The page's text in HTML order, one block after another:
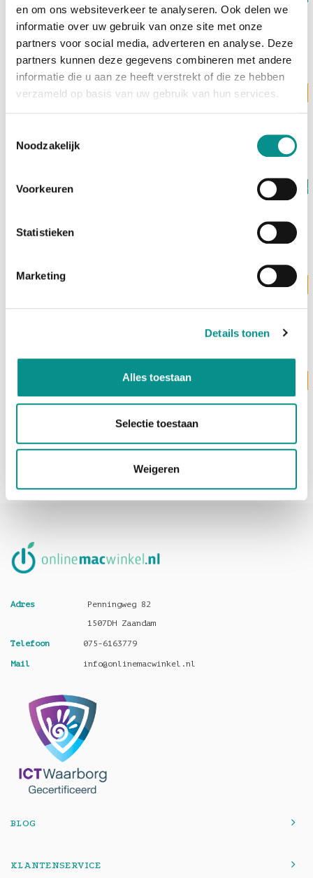
en om ons websiteverkeer te analyseren. Ook delen we
informatie over uw gebruik van onze site met onze
partners voor social media, adverteren en analyse. Deze
partners kunnen deze gegevens combineren met andere
informatie die u aan ze heeft verstrekt of die ze hebben
verzameld op basis van uw gebruik van hun services.
Noodzakelijk
Voorkeuren
Statistieken
Marketing
Details tonen
Alles toestaan
Selectie toestaan
Weigeren
OWC
Levertijd 3 werkdagen
OWC
Op voorraad
Levertijd 3 werkdagen
8GB RAM Kit (2x4GB) Mac Pro Early 2008
Adres
Penningweg 82
1507DH Zaandam
Telefoon 075-6163779
Mail info@onlinemacwinkel.nl
BLOG
KLANTENSERVICE